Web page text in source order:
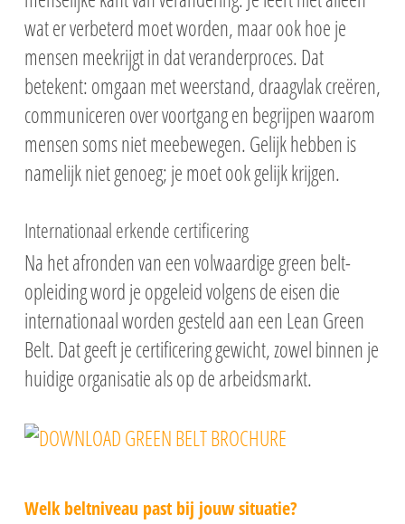
wat er verbeterd moet worden, maar ook hoe je
mensen meekrijgt in dat veranderproces. Dat
betekent: omgaan met weerstand, draagvlak creëren,
communiceren over voortgang en begrijpen waarom
mensen soms niet meebewegen. Gelijk hebben is
namelijk niet genoeg; je moet ook gelijk krijgen.
Internationaal erkende certificering
Na het afronden van een volwaardige green belt-
opleiding word je opgeleid volgens de eisen die
internationaal worden gesteld aan een Lean Green
Belt. Dat geeft je certificering gewicht, zowel binnen je
huidige organisatie als op de arbeidsmarkt.
Welk beltniveau past bij jouw situatie?